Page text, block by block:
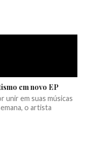
em novo EP
unir em suas músicas
o artista